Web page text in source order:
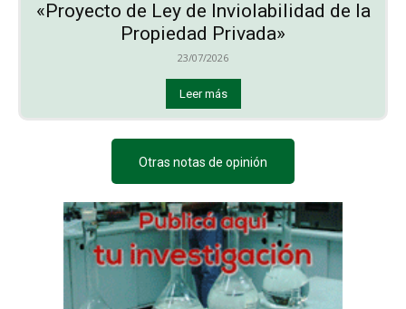
«Proyecto de Ley de Inviolabilidad de la
Propiedad Privada»
23/07/2026
Leer más
Otras notas de opinión